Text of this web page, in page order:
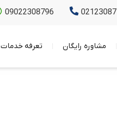
02123087
09022308796
مشاوره رایگان تعرفه خدمات